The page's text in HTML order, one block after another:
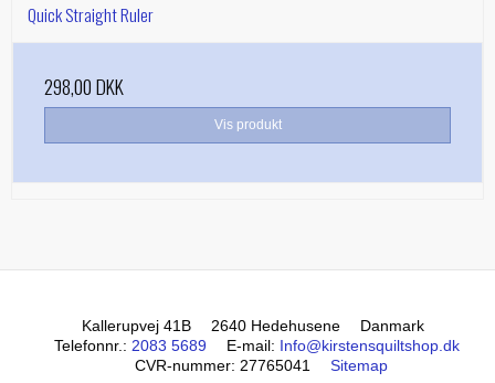
Quick Straight Ruler
298,00 DKK
Vis produkt
Kallerupvej 41B 2640 Hedehusene
Danmark
Telefonnr. : 2083 5689 E-mail: Info@kirstensquiltshop.dk
CVR-nummer: 27765041 Sitemap